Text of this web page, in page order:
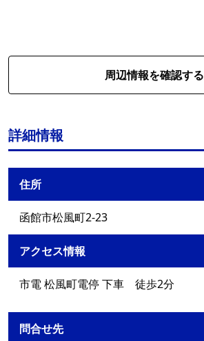
周辺情報を確認する
詳細情報
住所
函館市松風町2-23
アクセス情報
市電 松風町電停 下車 徒歩2分
問合せ先